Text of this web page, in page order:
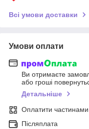
Всі умови доставки
Умови оплати
Ви отримаєте
або гроші
Детальніше
Оплатити частинами
Післяплата